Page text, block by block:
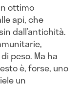
ottimo
api, che
dall’antichità.
peso. Ma ha
è, forse, uno
un